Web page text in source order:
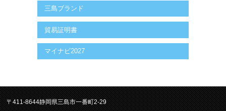
三島ブランド
貿易証明書
マイナビ2027
〒411-8644静岡県三島市一番町2-29